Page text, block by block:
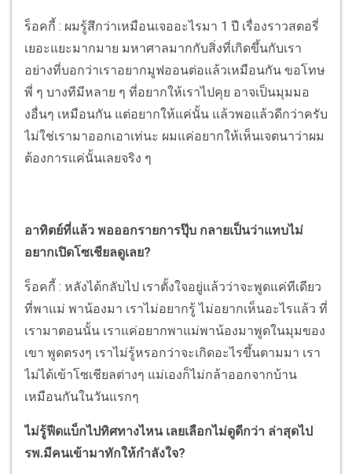
ร็อคกี้ : ผมรู้สึกว่าเหมือนเจออะไรมา 1 ปี เรื่องราวสตอรี่
เยอะแยะมากมาย มหาศาลมากกับสิ่งที่เกิดขึ้นกับเรา
อย่างที่บอกว่าเราอยากมูฟออนต่อแล้วเหมือนกัน ขอโทษ
พี่ ๆ บางทีมีหลาย ๆ ที่อยากให้เราไปคุย อาจเป็นมุมมอ
งอื่นๆ เหมือนกัน แต่อยากให้แค่นั้น แล้วพอแล้วดีกว่าครับ
ไม่ใช่เรามาออกเอาเท่นะ ผมแค่อยากให้เห็นเจตนาว่าผม
ต้องการแค่นั้นเลยจริง ๆ
อาทิตย์ที่แล้ว พอออกรายการปุ๊บ กลายเป็นว่าแทบไม่
อยากเปิดโซเชียลดูเลย?
ร็อคกี้ : หลังได้กลับไป เราตั้งใจอยู่แล้วว่าจะพูดแค่ทีเดียว
ที่พาแม่ พาน้องมา เราไม่อยากรู้ ไม่อยากเห็นอะไรแล้ว ที่
เรามาตอนนั้น เราแค่อยากพาแม่พาน้องมาพูดในมุมของ
เขา พูดตรงๆ เราไม่รู้หรอกว่าจะเกิดอะไรขึ้นตามมา เรา
ไม่ได้เข้าโซเชียลต่างๆ แม่เองก็ไม่กล้าออกจากบ้าน
เหมือนกันในวันแรกๆ
ไม่รู้ฟีดแบ็กไปทิศทางไหน เลยเลือกไม่ดูดีกว่า ล่าสุดไป
รพ.มีคนเข้ามาทักให้กำลังใจ?